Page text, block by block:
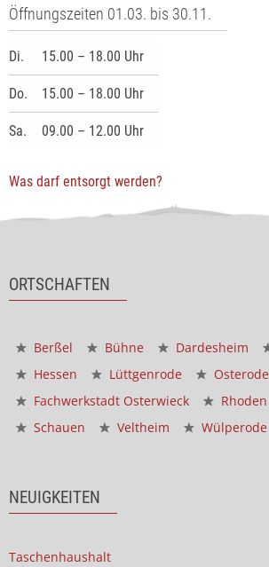
Öffnungszeiten 01.03. bis 30.11.
Di. 15.00 – 18.00 Uhr
Do. 15.00 – 18.00 Uhr
Sa. 09.00 – 12.00 Uhr
Was darf entsorgt werden?
ORTSCHAFTEN
Berßel Bühne Dardesheim
Hessen
Lüttgenrode
Osterode
Fachwerkstadt Osterwieck
Rhoden
Schauen
Veltheim Wülperode
NEUIGKEITEN
Taschenhaushalt